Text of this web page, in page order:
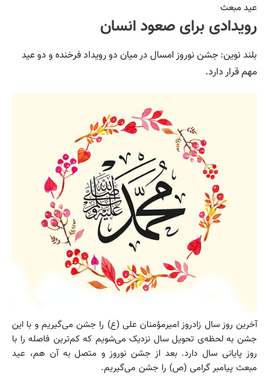
عید مبعث
رویدادی برای صعود انسان
بلند نوین: جشن نوروز امسال در میان دو رویداد فرخنده و دو عید
مهم قرار دارد.
آخرین روز سال زادروز امیرمؤمنان علی‌ (ع) را جشن می‌گیریم و با این
جشن به لحظه‌ی تحویل سال نزدیک می‌شویم که کم‌ترین فاصله را با
روز پایانی سال دارد. بعد از جشن نوروز و متصل به آن هم، عید
مبعث پیامبر گرامی‌ (ص) را جشن می‌گیریم.